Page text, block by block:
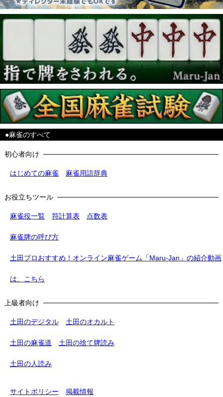
●麻雀のすべて
初心者向け
はじめての麻雀 麻雀用語辞典
お役立ちツール
麻雀役一覧 符計算表 点数表
麻雀牌の呼び方
土田プロおすすめ！オンライン麻雀ゲーム「Maru-Jan」の紹介動画
は、こちら
上級者向け
土田のデジタル 土田のオカルト
土田の麻雀道 土田の捨て牌読み
土田の人読み
サイトポリシー 掲載情報